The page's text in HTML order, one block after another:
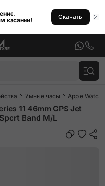
касании!
Скачать
Умные часы Apple Watch
11 46mm GPS Jet
Band M/L